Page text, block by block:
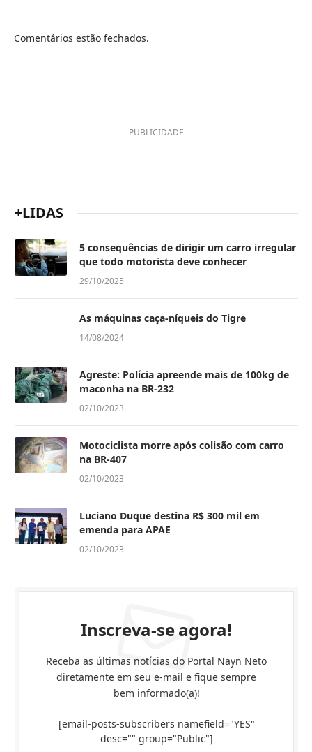
Comentários estão fechados.
PUBLICIDADE
+LIDAS
5 consequências de dirigir um carro irregular
que todo motorista deve conhecer
29/10/2025
As máquinas caça-níqueis do Tigre
14/08/2024
Agreste: Polícia apreende mais de 100kg de
maconha na BR-232
02/10/2023
Motociclista morre após colisão com carro
na BR-407
02/10/2023
Luciano Duque destina R$ 300 mil em
emenda para APAE
02/10/2023
Inscreva-se agora!
Receba as últimas notícias do Portal Nayn Neto
diretamente em seu e-mail e fique sempre
bem informado(a)!
[email-posts-subscribers namefield="YES"
desc="" group="Public"]